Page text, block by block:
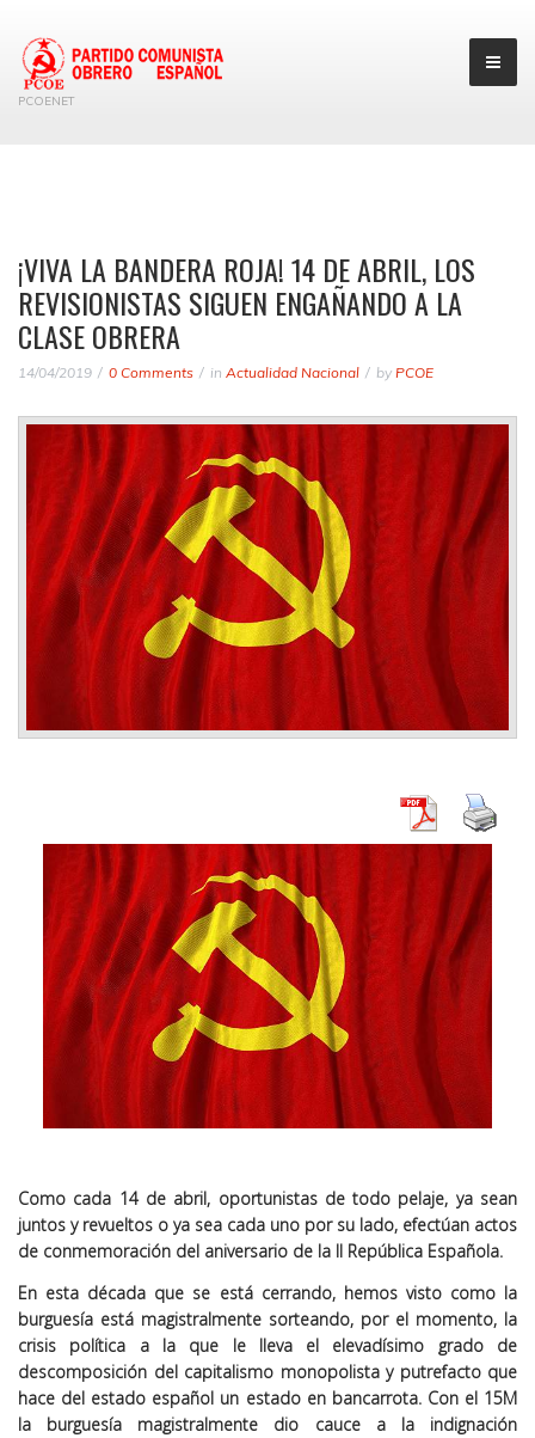
PCOENET
¡VIVA LA BANDERA ROJA! 14 DE ABRIL, LOS
REVISIONISTAS SIGUEN ENGAÑANDO A LA
CLASE OBRERA
14/04/2019 0 Comments in Actualidad Nacional by PCOE
Como cada 14 de abril, oportunistas de todo pelaje, ya sean
juntos y revueltos o ya sea cada uno por su lado, efectúan actos
de conmemoración del aniversario de la II República Española.
En esta década que se está cerrando, hemos visto como la
burguesía está magistralmente sorteando, por el momento, la
crisis política a la que le lleva el elevadísimo grado de
descomposición del capitalismo monopolista y putrefacto que
hace del estado español un estado en bancarrota. Con el 15M
la burguesía magistralmente dio cauce a la indignación